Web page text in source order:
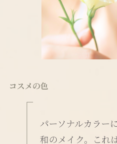
コスメの色
パーソナルカラー
和のメイク。これ